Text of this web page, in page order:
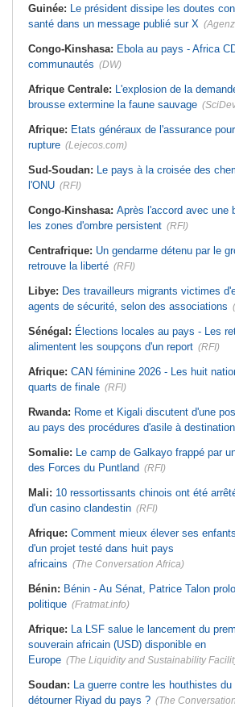
Guinée: Le président dissipe les doutes
santé dans un message publié sur X
Congo-Kinshasa: Ebola au pays - Africa
communautés (DW)
Afrique Centrale: L'explosion de la
brousse extermine la faune sauvage
Afrique: Etats généraux de l'assurance
rupture (Lejecos.com)
Sud-Soudan: Le pays à la croisée des
l'ONU (RFI)
Congo-Kinshasa: Après l'accord avec une
les zones d'ombre persistent (RFI)
Centrafrique: Un gendarme détenu par le
retrouve la liberté (RFI)
Libye: Des travailleurs migrants victimes
agents de sécurité, selon des associations
Sénégal: Élections locales au pays - Les
alimentent les soupçons d'un report (RFI)
Afrique: CAN féminine 2026 - Les huit
quarts de finale (RFI)
Rwanda: Rome et Kigali discutent d'une
au pays des procédures d'asile à
Somalie: Le camp de Galkayo frappé par
des Forces du Puntland (RFI)
Mali: 10 ressortissants chinois ont été
d'un casino clandestin (RFI)
Afrique: Comment mieux élever ses
d'un projet testé dans huit pays
africains (The Conversation Africa)
Bénin: Bénin - Au Sénat, Patrice Talon
politique (Fratmat.info)
Afrique: La LSF salue le lancement du
souverain africain (USD) disponible en
Europe (The Liquidity and Sustainability
Soudan: La guerre contre les houthistes
détourner Riyad du pays ? (The